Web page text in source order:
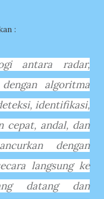
:
antara radar,
algoritma
identifikasi,
cepat, andal, dan
dengan
langsung ke
datang dan